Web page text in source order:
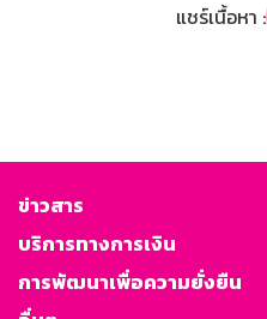
แชร์เนื้อหา :
ข่าวสาร
บริการทางการเงิน
การพัฒนาเพื่อความยั่งยืน